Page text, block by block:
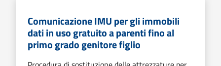
Comunicazione IMU per gli immobili
dati in uso gratuito a parenti fino al
primo grado genitore figlio